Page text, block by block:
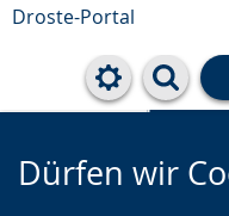
Droste-Portal
Dürfen wir